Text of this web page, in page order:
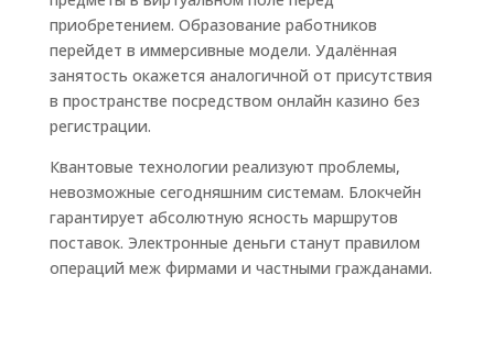
приобретением. Образование работников
перейдет в иммерсивные модели. Удалённая
занятость окажется аналогичной от присутствия
в пространстве посредством онлайн казино без
регистрации.
Квантовые технологии реализуют проблемы,
невозможные сегодняшним системам. Блокчейн
гарантирует абсолютную ясность маршрутов
поставок. Электронные деньги станут правилом
операций меж фирмами и частными гражданами.